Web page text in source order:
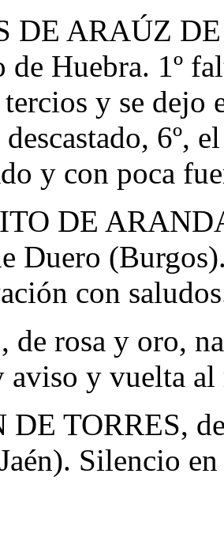
DE ARAÚZ
Huebra. 1º
y se dejo
descastado, 6º,
y con poca
DE
Duero
con
de rosa y oro,
aviso y vuelta al
TORRES,
Silencio